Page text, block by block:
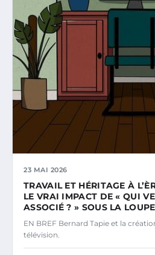
23 MAI 2026
TRAVAIL ET HÉRITAGE À
LE VRAI IMPACT DE « QUI
ASSOCIÉ ? » SOUS LA LOUPE
EN BREF Bernard Tapie et la
télévision.